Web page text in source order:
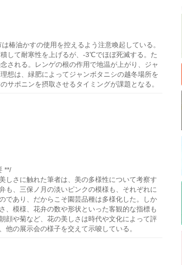
椿油かすの使用を控えるよう注意喚起している。
して耐寒性を上げるが、-3℃でほぼ死滅する。た
される。レンゲの根の作用で地温が上がり、ジャ
想は、緑肥によってジャンボタニシの越冬場所を
サポニンを摂取させるタイミングが課題となる。
**/
しさに触れた筆者は、美の多様性について考察す
も、三保ノ月の淡いピンクの模様も、それぞれに
であり、だからこそ園芸品種は多様化した。しか
、模様、花弁の数や形状といった客観的な指標も
顔や菊など、花の美しさは時代や文化によって評
他の展示会の様子を交えて示唆している。